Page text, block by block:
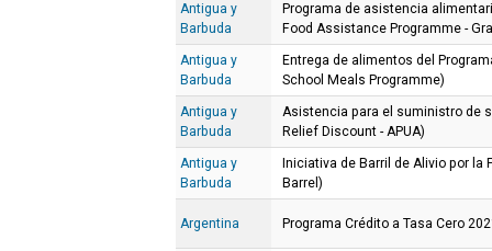
Antigua y
Barbuda
Programa de asistencia
Food Assistance Programme -
Antigua y
Barbuda
Entrega de alimentos del
School Meals Programme)
Antigua y
Barbuda
Asistencia para el suministro de
Relief Discount - APUA)
Antigua y
Barbuda
Iniciativa de Barril de Alivio por la
Barrel)
Argentina Programa Crédito a Tasa Cero